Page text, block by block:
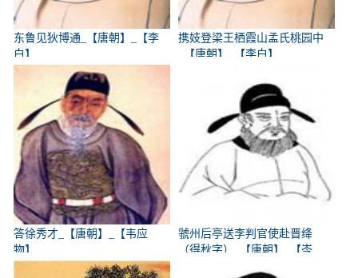
东鲁见狄博通_【唐朝】_【李
白】
携妓登梁王栖霞山孟氏桃园中
_【唐朝】_【李白】
答徐秀才_【唐朝】_【韦应
物】
虢州后亭送李判官使赴晋绛
（得秋字）_【唐朝】_【岑